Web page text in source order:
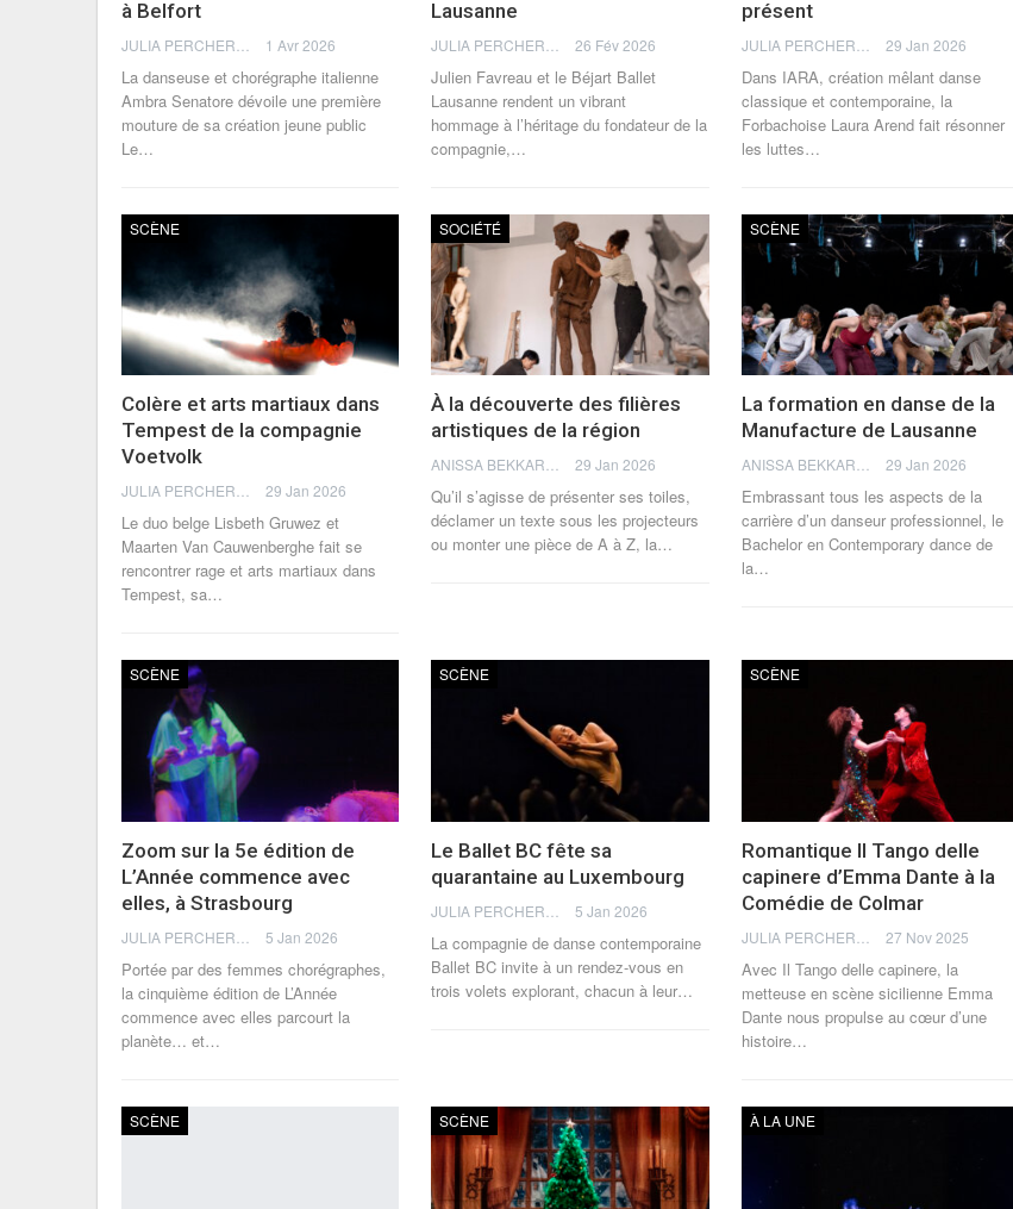
à Belfort
1 Avr 2026
La danseuse et chorégraphe italienne
Ambra Senatore dévoile une première
mouture de sa création jeune public
Le…
Lausanne
26 Fév 2026
Julien Favreau et le Béjart Ballet
Lausanne rendent un vibrant
hommage à l’héritage du fondateur de la
compagnie,…
présent
29 Jan 2026
Dans IARA, création mêlant danse
classique et contemporaine, la
Forbachoise Laura Arend fait résonner
les luttes…
SCÈNE
Colère et arts martiaux dans
Tempest de la compagnie
Voetvolk
29 Jan 2026
Le duo belge Lisbeth Gruwez et
Maarten Van Cauwenberghe fait se
rencontrer rage et arts martiaux dans
Tempest, sa…
SOCIÉTÉ
À la découverte des filières
artistiques de la région
29 Jan 2026
Qu’il s’agisse de présenter ses toiles,
déclamer un texte sous les projecteurs
ou monter une pièce de A à Z, la…
SCÈNE
La formation en danse de la
Manufacture de Lausanne
29 Jan 2026
Embrassant tous les aspects de la
carrière d’un danseur professionnel, le
Bachelor en Contemporary dance de
la…
SCÈNE
Zoom sur la 5e édition de
L’Année commence avec
elles, à Strasbourg
5 Jan 2026
Portée par des femmes chorégraphes,
la cinquième édition de L’Année
commence avec elles parcourt la
planète… et…
SCÈNE
Le Ballet BC fête sa
quarantaine au Luxembourg
5 Jan 2026
La compagnie de danse contemporaine
Ballet BC invite à un rendez-vous en
trois volets explorant, chacun à leur…
SCÈNE
Romantique Il Tango delle
capinere d’Emma Dante à la
Comédie de Colmar
27 Nov 2025
Avec Il Tango delle capinere, la
metteuse en scène sicilienne Emma
Dante nous propulse au cœur d’une
histoire…
SCÈNE SCÈNE À LA UNE